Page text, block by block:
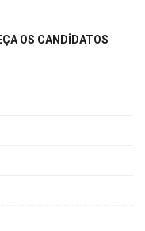
OS CANDIDATOS